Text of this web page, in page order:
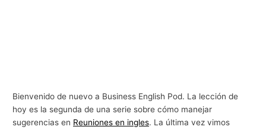
Bienvenido de nuevo a Business English Pod. La lección de
hoy es la segunda de una serie sobre cómo manejar
sugerencias en Reuniones en ingles. La última vez vimos